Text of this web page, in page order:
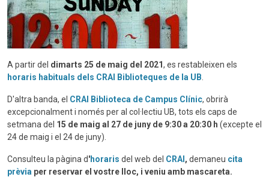
A partir del dimarts 25 de maig del 2021, es restableixen els
horaris habituals dels CRAI Biblioteques de la UB
D'altra banda, el CRAI Biblioteca de Campus Clínic, obrirà
excepcionalment i només per al col·lectiu UB, tots els caps de
setmana del 15 de maig al 27 de juny de 9:30 a 20:30 h (excepte el
24 de maig i el 24 de juny).
Consulteu la pàgina d'horaris del web del CRAI , demaneu cita
prèvia per reservar el vostre lloc, i veniu amb mascareta.